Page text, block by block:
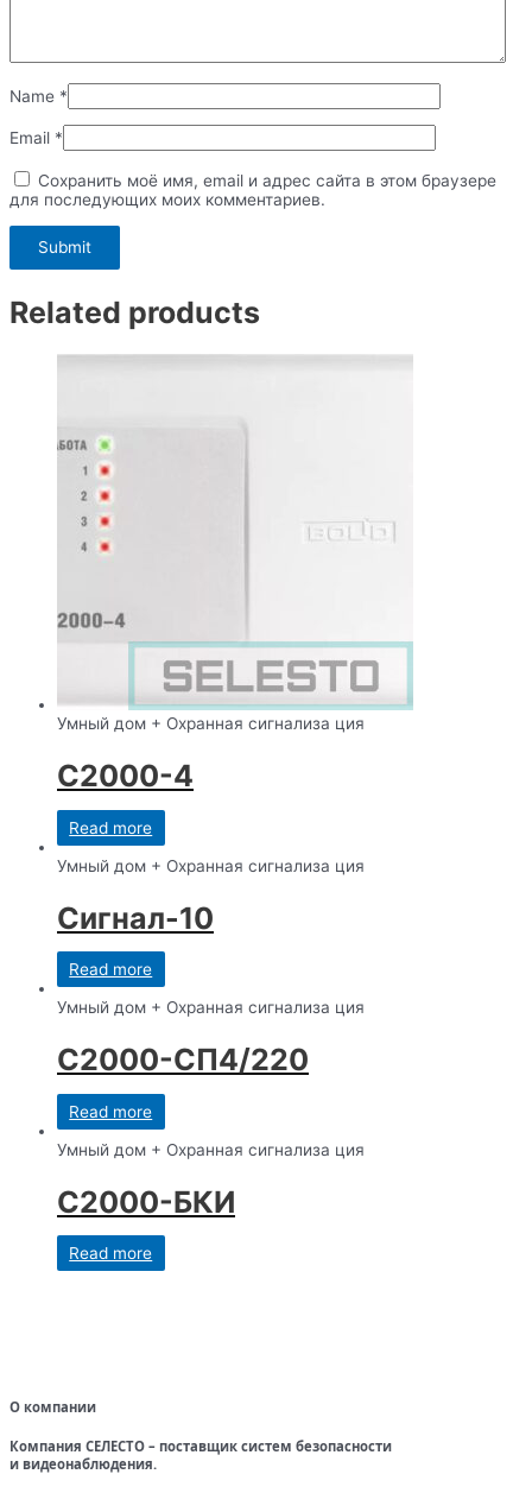
Name *
Email *
Сохранить моё имя, email и адрес сайта в этом браузере
для последующих моих комментариев.
Related products
Умный дом + Охранная сигнализа ция
С2000-4
Read more
Умный дом + Охранная сигнализа ция
Сигнал-10
Read more
Умный дом + Охранная сигнализа ция
С2000-СП4/220
Read more
Умный дом + Охранная сигнализа ция
С2000-БКИ
Read more
О компании
Компания СЕЛЕСТО – поставщик систем безопасности
и видеонаблюдения.